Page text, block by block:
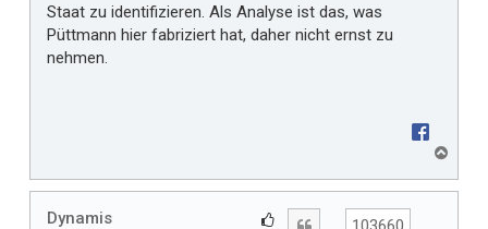
Staat zu identifizieren. Als Analyse ist das, was
Püttmann hier fabriziert hat, daher nicht ernst zu
nehmen.
c
Dynamis